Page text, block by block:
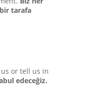
tarafa
or tell us in
edeceğiz.